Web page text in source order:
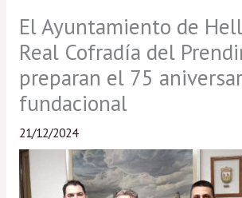
El Ayuntamiento de
Real Cofradía del
preparan el 75
fundacional
21/12/2024